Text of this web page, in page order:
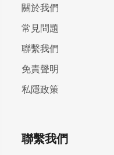
關於我們
常見問題
聯繫我們
免責聲明
私隱政策
聯繫我們